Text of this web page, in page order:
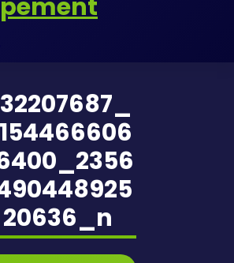
20636_n